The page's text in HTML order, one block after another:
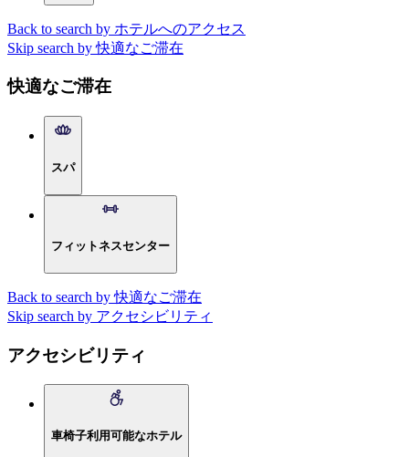
Back to search by ホテルへのアクセス
Skip search by 快適なご滞在
快適なご滞在
スパ
フィットネスセンター
Back to search by 快適なご滞在
Skip search by アクセシビリティ
アクセシビリティ
車椅子利用可能なホテル